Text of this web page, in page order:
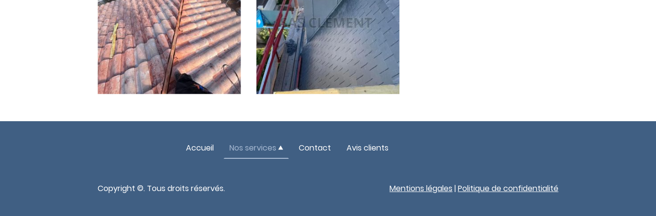
Accueil Nos services Contact Avis clients
Copyright ©. Tous droits réservés. Mentions légales |Politique de confidentialité